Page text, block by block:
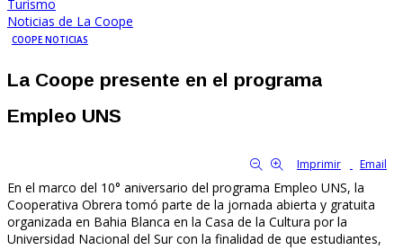
Turismo
Noticias de La Coope
COOPE NOTICIAS
La Coope presente en el programa
Empleo UNS
Imprimir Email
En el marco del 10° aniversario del programa Empleo UNS, la
Cooperativa Obrera tomó parte de la jornada abierta y gratuita
organizada en Bahia Blanca en la Casa de la Cultura por la
Universidad Nacional del Sur con la finalidad de que estudiantes,